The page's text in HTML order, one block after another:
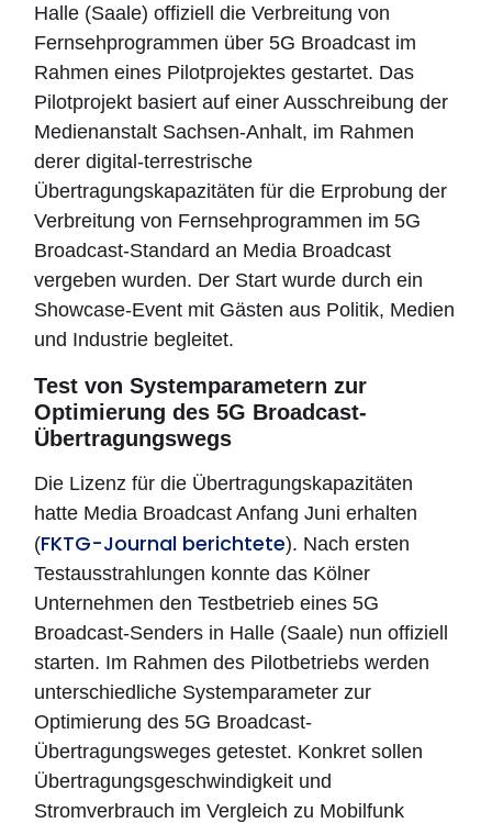
Halle (Saale) offiziell die Verbreitung von
Fernsehprogrammen über 5G Broadcast im
Rahmen eines Pilotprojektes gestartet. Das
Pilotprojekt basiert auf einer Ausschreibung der
Medienanstalt Sachsen-Anhalt, im Rahmen
derer digital-terrestrische
Übertragungskapazitäten für die Erprobung der
Verbreitung von Fernsehprogrammen im 5G
Broadcast-Standard an Media Broadcast
vergeben wurden. Der Start wurde durch ein
Showcase-Event mit Gästen aus Politik, Medien
und Industrie begleitet.
Test von Systemparametern zur
Optimierung des 5G Broadcast-
Übertragungswegs
Die Lizenz für die Übertragungskapazitäten
hatte Media Broadcast Anfang Juni erhalten
(FKTG-Journal berichtete). Nach ersten
Testausstrahlungen konnte das Kölner
Unternehmen den Testbetrieb eines 5G
Broadcast-Senders in Halle (Saale) nun offiziell
starten. Im Rahmen des Pilotbetriebs werden
unterschiedliche Systemparameter zur
Optimierung des 5G Broadcast-
Übertragungsweges getestet. Konkret sollen
Übertragungsgeschwindigkeit und
Stromverbrauch im Vergleich zu Mobilfunk